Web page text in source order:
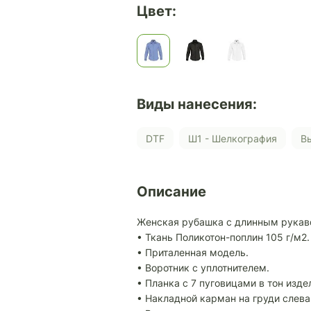
Цвет:
Виды нанесения:
DTF Ш1 - Шелкография
Описание
Женская рубашка с длинным
• Ткань Поликотон-поплин 105 г/м2.
• Приталенная модель.
• Воротник с уплотнителем.
• Планка с 7 пуговицами в тон
• Накладной карман на груди